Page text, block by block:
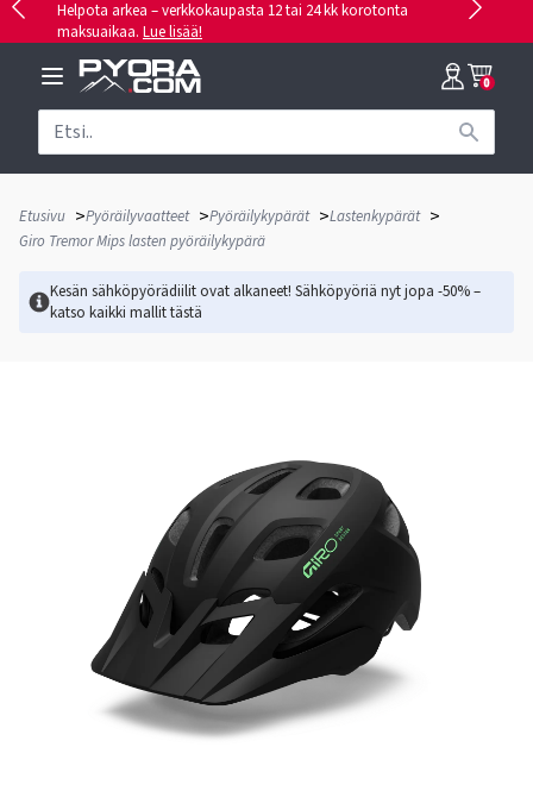
Helpota arkea – verkkokaupasta 12 tai 24 kk korotonta
maksuaikaa. Lue lisää!
0
Etusivu >Pyöräilyvaatteet >Pyöräilykypärät >Lastenkypärät >
Giro Tremor Mips lasten pyöräilykypärä
Kesän sähköpyörädiilit ovat alkaneet! Sähköpyöriä nyt jopa -50% –
katso kaikki mallittästä